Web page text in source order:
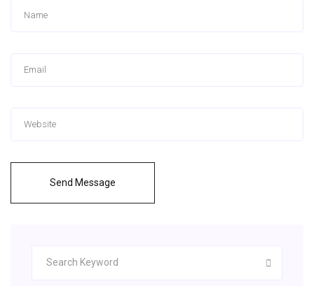
Send Message